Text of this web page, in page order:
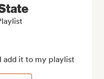
add it to my playlist